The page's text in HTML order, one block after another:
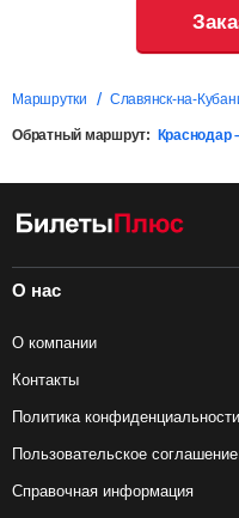
Маршрутки Славянск-на-
Обратный маршрут: Краснодар
О нас
О компании
Контакты
Политика конфиденциальности
Пользовательское соглашение
Справочная информация